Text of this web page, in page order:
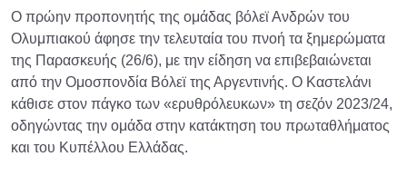
Ο πρώην προπονητής της ομάδας βόλεϊ Ανδρών του
Ολυμπιακού άφησε την τελευταία του πνοή τα ξημερώματα
της Παρασκευής (26/6), με την είδηση να επιβεβαιώνεται
από την Ομοσπονδία Βόλεϊ της Αργεντινής. Ο Καστελάνι
κάθισε στον πάγκο των «ερυθρόλευκων» τη σεζόν 2023/24,
οδηγώντας την ομάδα στην κατάκτηση του πρωταθλήματος
και του Κυπέλλου Ελλάδας.